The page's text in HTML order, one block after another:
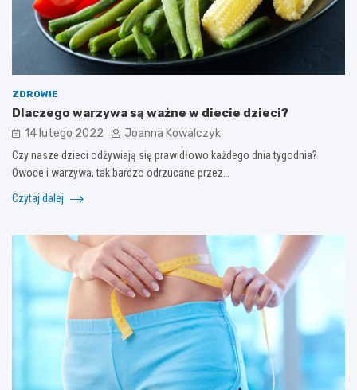
ZDROWIE
Dlaczego warzywa są ważne w diecie dzieci?
14 lutego 2022 Joanna Kowalczyk
Czy nasze dzieci odżywiają się prawidłowo każdego dnia tygodnia?
Owoce i warzywa, tak bardzo odrzucane przez…
Czytaj dalej